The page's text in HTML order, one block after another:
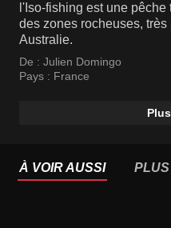
l'Iso-fishing est une
des zones rocheuses,
Australie.
De : Julien Domingo
Pays : France
À VOIR AUSSI